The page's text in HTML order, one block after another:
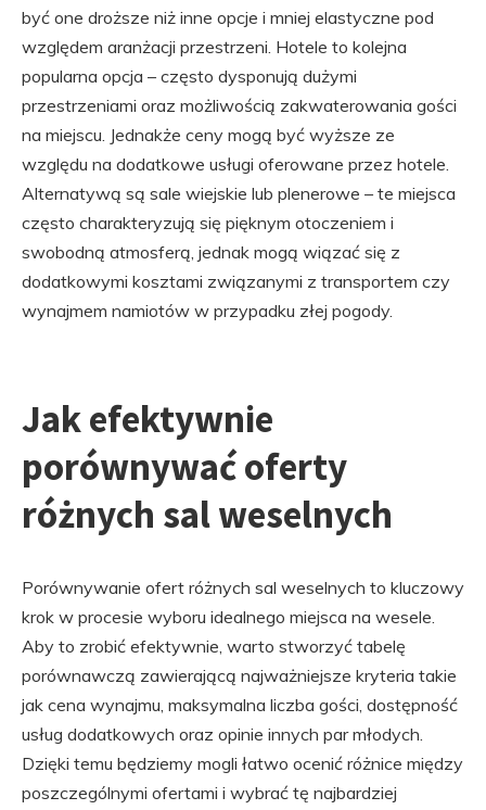
być one droższe niż inne opcje i mniej elastyczne pod
względem aranżacji przestrzeni. Hotele to kolejna
popularna opcja – często dysponują dużymi
przestrzeniami oraz możliwością zakwaterowania gości
na miejscu. Jednakże ceny mogą być wyższe ze
względu na dodatkowe usługi oferowane przez hotele.
Alternatywą są sale wiejskie lub plenerowe – te miejsca
często charakteryzują się pięknym otoczeniem i
swobodną atmosferą, jednak mogą wiązać się z
dodatkowymi kosztami związanymi z transportem czy
wynajmem namiotów w przypadku złej pogody.
Jak efektywnie
porównywać oferty
różnych sal weselnych
Porównywanie ofert różnych sal weselnych to kluczowy
krok w procesie wyboru idealnego miejsca na wesele.
Aby to zrobić efektywnie, warto stworzyć tabelę
porównawczą zawierającą najważniejsze kryteria takie
jak cena wynajmu, maksymalna liczba gości, dostępność
usług dodatkowych oraz opinie innych par młodych.
Dzięki temu będziemy mogli łatwo ocenić różnice między
poszczególnymi ofertami i wybrać tę najbardziej